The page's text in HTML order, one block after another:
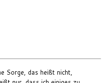
Sorge, das heißt nicht,